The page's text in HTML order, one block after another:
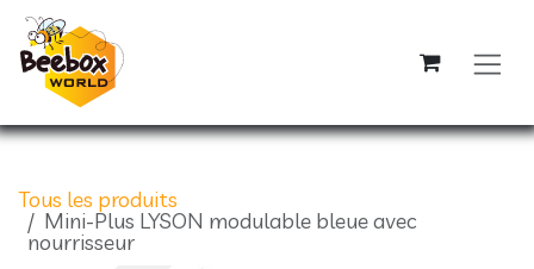
Se rendre au contenu
Tous les produits
Mini-Plus LYSON modulable bleue avec
nourrisseur